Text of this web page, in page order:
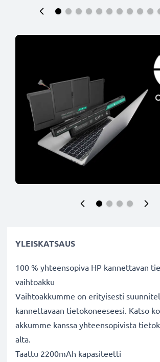
YLEISKATSAUS
100 % yhteensopiva HP kannettavan
vaihtoakku
Vaihtoakkumme on erityisesti
kannettavaan tietokoneeseesi. Katso
akkumme kanssa yhteensopivista
alta.
Taattu 2200mAh kapasiteetti